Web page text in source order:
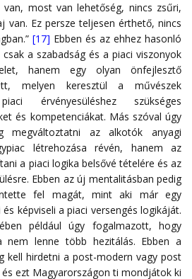
most van lehetőség, nincs zsűri,
van. Ez persze teljesen érthető, nincs
[17] Ebben és az ehhez hasonló
a szabadság és a piaci viszonyok
hanem egy olyan önfejlesztő
melyen keresztül a művészek
érvényesüléshez szükséges
és kompetenciákat. Más szóval úgy
megváltoztatni az alkotók anyagi
létrehozása révén, hanem az
a piaci logika belsővé tételére és az
Ebben az új mentalitásban pedig
fel magát, mint aki már egy
képviseli a piaci versengés logikáját.
például úgy fogalmazott, hogy
nem lenne több hezitálás. Ebben a
kell hirdetni a post-modern vagy post
ezt Magyarországon ti mondjátok ki